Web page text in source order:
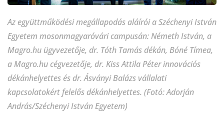
Az együttműködési megállapodás aláírói a Széchenyi István
Egyetem mosonmagyaróvári campusán: Németh István, a
Magro.hu ügyvezetője, dr. Tóth Tamás dékán, Bóné Tímea,
a Magro.hu cégvezetője, dr. Kiss Attila Péter innovációs
dékánhelyettes és dr. Ásványi Balázs vállalati
kapcsolatokért felelős dékánhelyettes. (Fotó: Adorján
András/Széchenyi István Egyetem)